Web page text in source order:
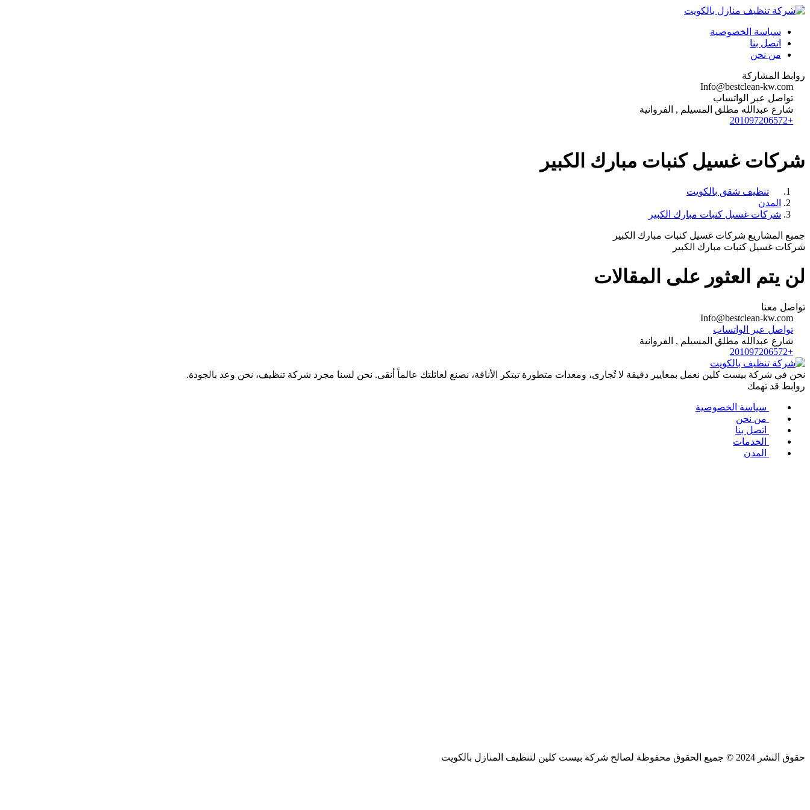
سياسة الخصوصية
اتصل بنا
من نحن
روابط المشاركة
Info@bestclean-kw.com
تواصل عبر الواتساب
شارع عبدالله مطلق المسيلم , الفروانية
+201097206572
شركات غسيل كنبات مبارك الكبير
تنظيف شقق بالكويت
المدن
شركات غسيل كنبات مبارك الكبير
جميع المشاريع شركات غسيل كنبات مبارك الكبير
شركات غسيل كنبات مبارك الكبير
لن يتم العثور على المقالات
تواصل معنا
Info@bestclean-kw.com
تواصل عبر الواتساب
شارع عبدالله مطلق المسيلم , الفروانية
+201097206572
نحن في شركة بيست كلين نعمل بمعايير دقيقة لا تُجارى، ومعدات متطورة تبتكر الأناقة، نصنع لعائلتك عالماً أنقى. نحن لسنا مجرد شركة تنظيف، نحن وعد بالجودة.
روابط قد تهمك
سياسة الخصوصية
من نحن
اتصل بنا
الخدمات
المدن
حقوق النشر 2024 © جميع الحقوق محفوظة لصالح شركة بيست كلين لتنظيف المنازل بالكويت